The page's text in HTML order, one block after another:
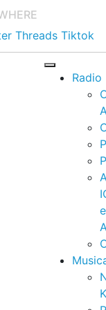
Threads Tiktok
Radio
e